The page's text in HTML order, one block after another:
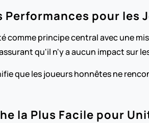
Performances pour les
comme principe central avec une
qu'il n'y a aucun impact sur
que les joueurs honnêtes ne
la Plus Facile pour